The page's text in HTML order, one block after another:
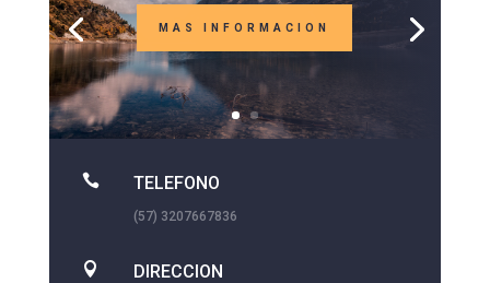
MAS INFORMACION
 TELEFONO
(57) 3207667836
 DIRECCION